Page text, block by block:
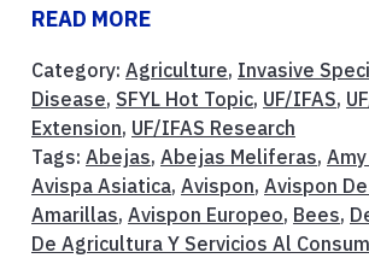
READ MORE
Category: Agriculture, Invasive
Disease, SFYL Hot Topic, UF/IFAS,
Extension, UF/IFAS Research
Tags: Abejas, Abejas Meliferas,
Avispa Asiatica, Avispon, Avispon
Amarillas, Avispon Europeo, Bees,
De Agricultura Y Servicios Al